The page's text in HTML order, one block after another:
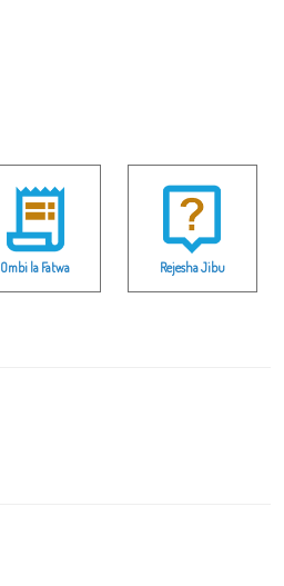
Ombi la Fatwa Rejesha Jibu